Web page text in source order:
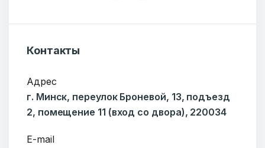
Контакты
Адрес
г. Минск, переулок Броневой, 13, подъезд
2, помещение 11 (вход со двора), 220034
E-mail